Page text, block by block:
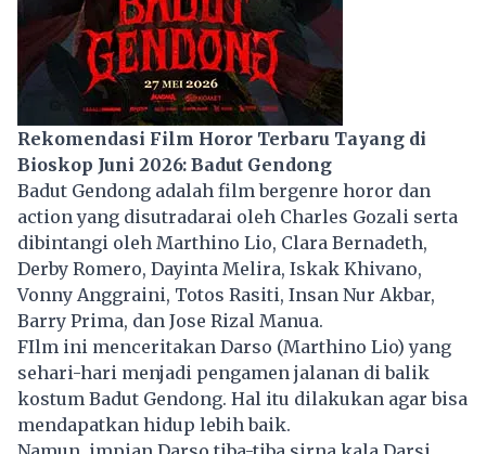
Rekomendasi Film Horor Terbaru Tayang di
Bioskop Juni 2026: Badut Gendong
Badut Gendong adalah film bergenre horor dan
action yang disutradarai oleh Charles Gozali serta
dibintangi oleh Marthino Lio, Clara Bernadeth,
Derby Romero, Dayinta Melira, Iskak Khivano,
Vonny Anggraini, Totos Rasiti, Insan Nur Akbar,
Barry Prima, dan Jose Rizal Manua.
FIlm ini menceritakan Darso (Marthino Lio) yang
sehari-hari menjadi pengamen jalanan di balik
kostum Badut Gendong. Hal itu dilakukan agar bisa
mendapatkan hidup lebih baik.